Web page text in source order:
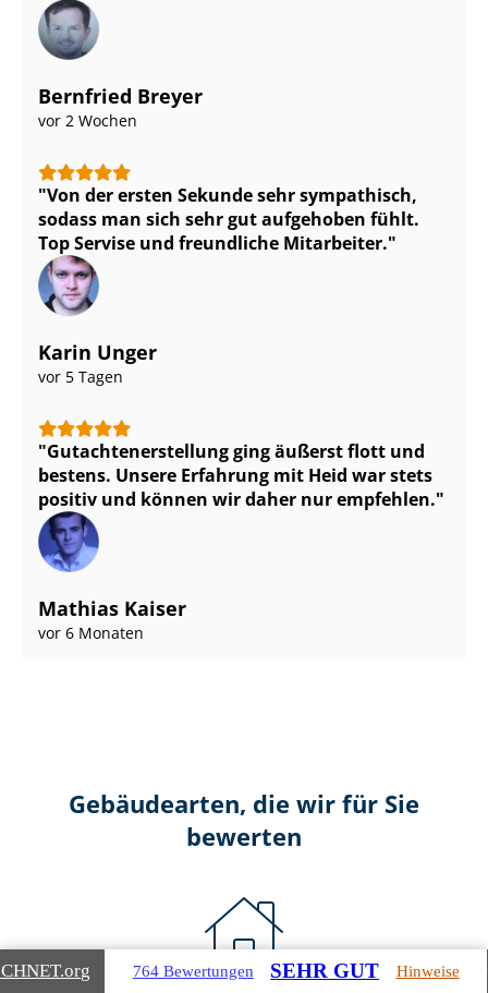
Bernfried Breyer
vor 2 Wochen
Von der ersten Sekunde sehr sympathisch,
sodass man sich sehr gut aufgehoben fühlt.
Top Servise und freundliche Mitarbeiter.
Karin Unger
vor 5 Tagen
Gut­ach­ten­er­stel­lung ging äußerst flott und
bestens. Unsere Erfahrung mit Heid war stets
positiv und können wir daher nur empfehlen.
Mathias Kaiser
vor 6 Monaten
Gebäudearten, die wir für Sie
bewerten
.org 764 Bewertungen SEHR GUT Hinweise